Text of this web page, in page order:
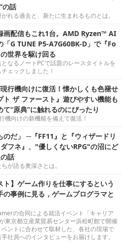
の話
れる過去と、新たに生まれるものとは。
画配信もこれ1台。AMD Ryzen™ AI
「G TUNE P5-A7G60BK-D」で『Fo
世界を駆け回る
なるノートPCで話題のレースタイトルを
ェックしました！
行機向けに復活！懐かしくも色褪せ
ト ザ ファースト』遊びやすい機能も
“原典”に触れるのにぴったり
機向けの新機能を備えて復活！
のだ」 ─『FF11』と『ウィザードリ
フネ』、"優しくないRPG"の沼にど
話
が語る奥深さとは。
ト】ゲーム作りを仕事にするという
の事例に見る，ゲームプログラマと
の合同による就活イベント「キャリア
東京都立産業貿易センター浜松町館で開催
ントに合わせて取材した、各社の現場で
社員へのインタビューをお届けします。